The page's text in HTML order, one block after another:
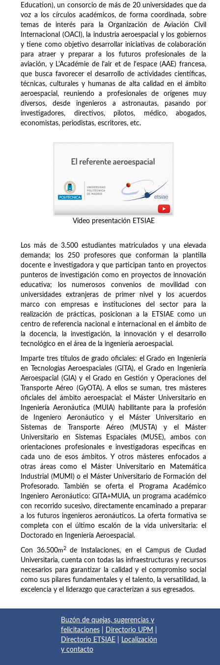
Education), un consorcio de más de 20 universidades que da
voz a los círculos académicos, de forma coordinada, sobre
temas de interés para la Organización de Aviación Civil
Internacional (OACI), la industria aeroespacial y los gobiernos
y tiene como objetivo desarrollar iniciativas de colaboración
para atraer y preparar a los futuros profesionales de la
aviación, y L'Académie de l'air et de l'espace (AAE) francesa,
que busca favorecer el desarrollo de actividades científicas,
técnicas, culturales y humanas de alta calidad en el ámbito
aeroespacial, reuniendo a profesionales de orígenes muy
diversos, desde ingenieros a astronautas, pasando por
investigadores, directivos, pilotos, médico, abogados,
economistas, periodistas, escritores, etc.
Vídeo presentación ETSIAE
Los más de 3.500 estudiantes matriculados y una elevada
demanda; los 250 profesores que conforman la plantilla
docente e investigadora y que participan tanto en proyectos
punteros de investigación como en proyectos de innovación
educativa; los numerosos convenios de movilidad con
universidades extranjeras de primer nivel y los acuerdos
marco con empresas e instituciones del sector para la
realización de prácticas, posicionan a la ETSIAE como un
centro de referencia nacional e internacional en el ámbito de
la docencia, la investigación, la innovación y el desarrollo
tecnológico en el área de la ingeniería aeroespacial.
Imparte tres títulos de grado oficiales: el Grado en Ingeniería
en Tecnologías Aeroespaciales (GITA), el Grado en Ingeniería
Aeroespacial (GIA) y el Grado en Gestión y Operaciones del
Transporte Aéreo (GyOTA). A ellos se suman, tres másteres
oficiales del ámbito aeroespacial: el Máster Universitario en
Ingeniería Aeronáutica (MUIA) habilitante para la profesión
de Ingeniero Aeronáutico y el Máster Universitario en
Sistemas de Transporte Aéreo (MUSTA) y el Máster
Universitario en Sistemas Espaciales (MUSE), ambos con
orientaciones profesionales e investigadoras específicas en
cada uno de esos ámbitos. Y otros másteres enfocados a
otras áreas como el Máster Universitario en Matemática
Industrial (MUMI) o el Máster Universitario de Formación del
Profesorado. También se oferta el Programa Académico
Ingeniero Aeronáutico: GITA+MUIA, un programa académico
con recorrido sucesivo, directamente encaminado a preparar
a los futuros ingenieros aeronáuticos. La oferta formativa se
completa con el último escalón de la vida universitaria: el
Doctorado en Ingeniería Aeroespacial.
Con 36.500m2
de instalaciones, en el Campus de Ciudad
Universitaria, cuenta con todas las infraestructuras y recursos
necesarios para garantizar la calidad y el compromiso social
como sus pilares fundamentales y el talento, la versatilidad, la
excelencia y el liderazgo que caracterizan a sus egresados.
Buzón de quejas, sugerencias y
felicitaciones
Directorio UPM
Directorio ETSIAE
Localización
y contacto